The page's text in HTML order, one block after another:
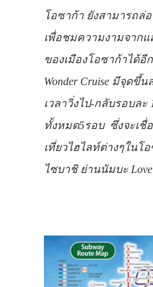
โอซาก้า ยังสามารถล่
เพื่อชมความงามจากแ
ของเมืองโอซาก้าได้อี
Wonder Cruise มีจุดขึ้น
เวลาวิ่งไป-กลับรอบละ
ทั้งหมด5รอบ ซึ่งจะเ
เที่ยวไฮไลท์ต่างๆในโ
ไซบาชิ ย่านนัมบะ Love